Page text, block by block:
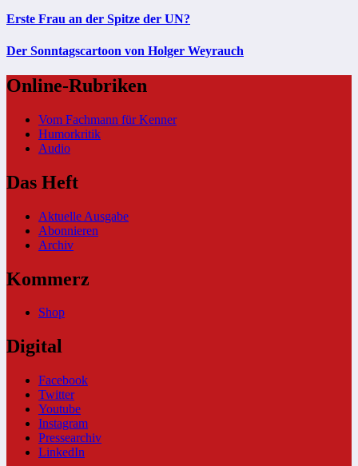
Erste Frau an der Spitze der UN?
Der Sonntagscartoon von Holger Weyrauch
Online-Rubriken
Vom Fachmann für Kenner
Humorkritik
Audio
Das Heft
Aktuelle Ausgabe
Abonnieren
Archiv
Kommerz
Shop
Digital
Facebook
Twitter
Youtube
Instagram
Pressearchiv
LinkedIn